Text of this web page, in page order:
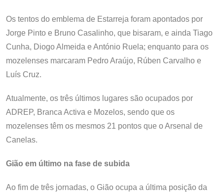
Os tentos do emblema de Estarreja foram apontados por
Jorge Pinto e Bruno Casalinho, que bisaram, e ainda Tiago
Cunha, Diogo Almeida e António Ruela; enquanto para os
mozelenses marcaram Pedro Araújo, Rúben Carvalho e
Luís Cruz.
Atualmente, os três últimos lugares são ocupados por
ADREP, Branca Activa e Mozelos, sendo que os
mozelenses têm os mesmos 21 pontos que o Arsenal de
Canelas.
Gião em último na fase de subida
Ao fim de três jornadas, o Gião ocupa a última posição da